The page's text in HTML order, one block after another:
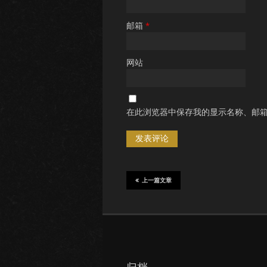
邮箱 *
网站
在此浏览器中保存我的显示名称、邮
上一篇文章